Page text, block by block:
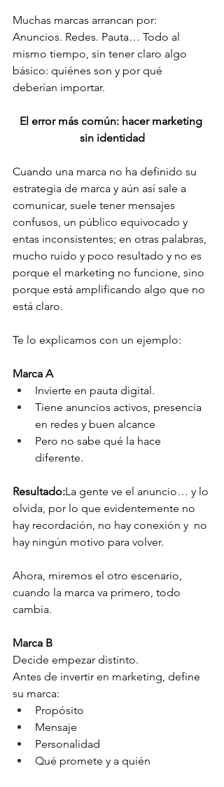
Muchas marcas arrancan por:
Anuncios. Redes. Pauta… Todo al
mismo tiempo, sin tener claro algo
básico: quiénes son y por qué
deberían importar.
El error más común: hacer marketing
sin identidad
Cuando una marca no ha definido su
estrategia de marca y aún así sale a
comunicar, suele tener mensajes
confusos, un público equivocado y
entas inconsistentes; en otras palabras,
mucho ruido y poco resultado y no es
porque el marketing no funcione, sino
porque está amplificando algo que no
está claro.
Te lo explicamos con un ejemplo:
Marca A
Invierte en pauta digital.
Tiene anuncios activos, presencia
en redes y buen alcance
Pero no sabe qué la hace
diferente.
Resultado:La gente ve el anuncio… y lo
olvida, por lo que evidentemente no
hay recordación, no hay conexión y  no
hay ningún motivo para volver.
Ahora, miremos el otro escenario,
cuando la marca va primero, todo
cambia.
Marca B
Decide empezar distinto.
Antes de invertir en marketing, define
su marca:
Propósito
Mensaje
Personalidad
Qué promete y a quién